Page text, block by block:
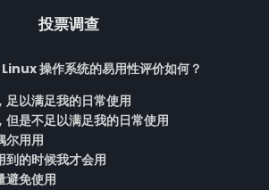
投票调查
操作系统的易用性评价如何？
足以满足我的日常使用
但是不足以满足我的日常使用
尔用用
到的时候我才会用
避免使用